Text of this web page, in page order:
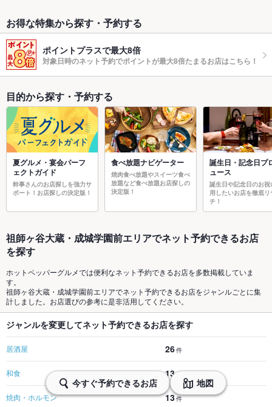
お得な特集から探す・予約する
ポイントプラスで最大8倍
対象日時のネット予約でポイントが最大8倍たまるお店はこちら！
目的から探す・予約する
夏グルメ・宴会パーフ
ェクトガイド
幹事さんのお店探しを強力サ
ポート！お店探しの決定版！
食べ放題ナビゲーター
焼肉食べ放題やスイーツ食べ
放題など食べ放題お店探しの
決定版！
誕生日・記念日プ
ュース
誕生日や記念日のお祝
用したいお店を徹底リ
チ！
祖師ヶ谷大蔵・成城学園前エリアでネット予約できるお店
を探す
ホットペッパーグルメでは便利なネット予約できるお店を多数掲載していま
す。
祖師ヶ谷大蔵・成城学園前エリアでネット予約できるお店をジャンルごとに集
計しました。お店選びの参考に是非活用してください。
ジャンルを変更してネット予約できるお店を探す
居酒屋 26件
和食 13件
焼肉・ホルモン 13件
今すぐ予約できるお店 地図